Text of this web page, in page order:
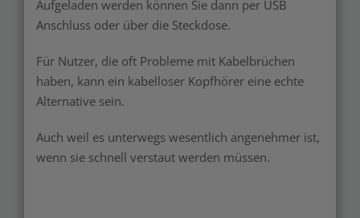
Aufgeladen werden können Sie dann per USB
Anschluss oder über die Steckdose.
Für Nutzer, die oft Probleme mit Kabelbrüchen
haben, kann ein kabelloser Kopfhörer eine echte
Alternative sein.
Auch weil es unterwegs wesentlich angenehmer ist,
wenn sie schnell verstaut werden müssen.